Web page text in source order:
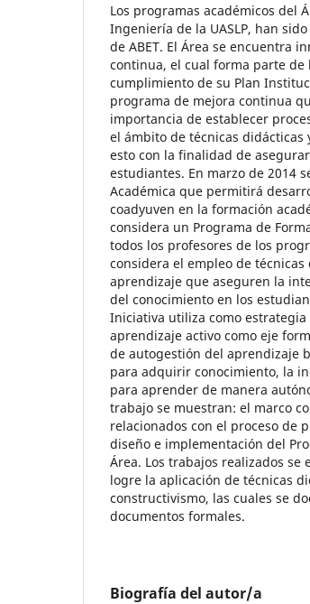
Los programas académicos del
Ingeniería de la UASLP, han
de ABET. El Área se encuentra
continua, el cual forma parte de
cumplimiento de su Plan
programa de mejora continua
importancia de establecer
el ámbito de técnicas didácticas
esto con la finalidad de
estudiantes. En marzo de 2014
Académica que permitirá
coadyuven en la formación
considera un Programa de
todos los profesores de los
considera el empleo de
aprendizaje que aseguren la
del conocimiento en los
Iniciativa utiliza como
aprendizaje activo como eje
de autogestión del aprendizaje
para adquirir conocimiento, la
para aprender de manera
trabajo se muestran: el marco
relacionados con el proceso de
diseño e implementación del
Área. Los trabajos realizados
logre la aplicación de técnicas
constructivismo, las cuales se
documentos formales.
Biografía del autor/a